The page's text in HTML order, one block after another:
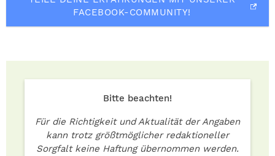
FACEBOOK-COMMUNITY!
Bitte beachten!
Für die Richtigkeit und Aktualität der Angaben
kann trotz größtmöglicher redaktioneller
Sorgfalt keine Haftung übernommen werden.